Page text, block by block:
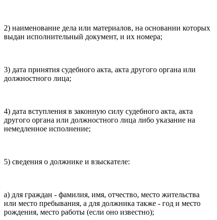
2) наименование дела или материалов, на основании которых
выдан исполнительный документ, и их номера;
3) дата принятия судебного акта, акта другого органа или
должностного лица;
4) дата вступления в законную силу судебного акта, акта
другого органа или должностного лица либо указание на
немедленное исполнение;
5) сведения о должнике и взыскателе:
а) для граждан - фамилия, имя, отчество, место жительства
или место пребывания, а для должника также - год и место
рождения, место работы (если оно известно);